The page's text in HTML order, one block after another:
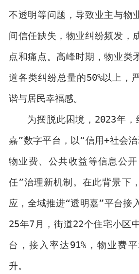
不透明等问题，导致业主与物
间信任缺失，物业纠纷频发，
点和痛点。高峰时期，物业类
道各类纠纷总量的50%以上，
谐与居民幸福感。
为摆脱此困境，2023年，
嘉”数字平台，以“信用+社会
物业费、公共收益等信息公
任”治理新机制。在此背景下
应，全域推进“透明嘉”平台接
25年7月，街道22个住宅小区
台，接入率达91%，物业费
升。